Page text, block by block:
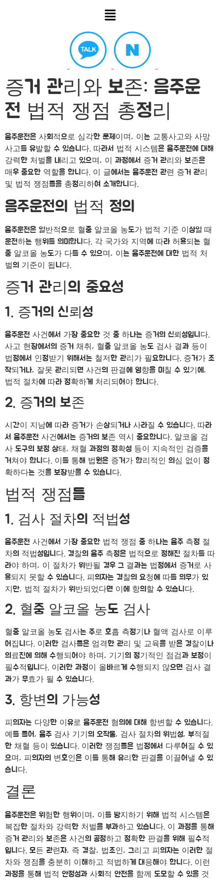
증거 관리와 보존: 음주운
전 법적 쟁점 총정리
음주운전은 사회적으로 심각한 문제이며, 이는 교통사고와 사망
사고를 유발할 수 있습니다. 따라서 법적 시스템은 음주운전에 대해
강력한 처벌을 내리고 있으며, 이 과정에서 증거 관리와 보존은
매우 중요한 역할을 합니다. 이 글에서는 음주운전 관련 증거 관리
및 법적 쟁점들을 총정리하여 소개합니다.
음주운전의 법적 정의
음주운전은 일반적으로 혈중 알코올 농도가 법적 기준 이상일 때
운전하는 행위를 의미합니다. 각 국가와 지역에 따라 허용되는 혈
중 알코올 농도가 다를 수 있으며, 이는 음주운전에 대한 법적 처
벌의 기준이 됩니다.
증거 관리의 중요성
1. 증거의 신뢰성
음주운전 사건에서 가장 중요한 것 중 하나는 증거의 신뢰성입니다.
사고 현장에서의 증거 채취, 혈중 알코올 농도 검사 결과 등이
법정에서 인정받기 위해서는 철저한 관리가 필요합니다. 증거가 조
작되거나, 잘못 관리되면 사건의 판결에 영향을 미칠 수 있기에,
법적 절차에 따라 정확하게 처리되어야 합니다.
2. 증거의 보존
시간이 지남에 따라 증거가 손상되거나 사라질 수 있습니다. 따라
서 음주운전 사건에서는 증거의 보존 역시 중요합니다. 알코올 검
사 도구의 보정 상태, 채혈 과정의 정확성 등이 지속적인 검증을
거쳐야 합니다. 이를 통해 법원은 증거가 합리적인 의심 없이 정
확하다는 것을 보장받을 수 있습니다.
법적 쟁점들
1. 검사 절차의 적법성
음주운전 사건에서 가장 중요한 법적 쟁점 중 하나는 음주 측정 절
차의 적법성입니다. 경찰의 음주 측정은 법적으로 정해진 절차를 따
라야 하며, 이 절차가 위반될 경우 그 결과는 법정에서 증거로 사
용되지 못할 수 있습니다. 피의자는 경찰의 요청에 따를 의무가 있
지만, 법적 절차가 위반되었다면 이에 항의할 수 있습니다.
2. 혈중 알코올 농도 검사
혈중 알코올 농도 검사는 주로 호흡 측정기나 혈액 검사로 이루
어집니다. 이러한 검사들은 엄격한 관리 및 교육을 받은 경찰이나
의료진에 의해 수행되어야 하며, 기기의 정기적인 점검과 보정이
필수적입니다. 이러한 과정이 올바르게 수행되지 않으면 검사 결
과가 무효가 될 수 있습니다.
3. 항변의 가능성
피의자는 다양한 이유로 음주운전 혐의에 대해 항변할 수 있습니다.
예를 들어, 음주 검사 기기의 오작동, 검사 절차의 위법성, 부적절
한 채혈 등이 있습니다. 이러한 쟁점들은 법정에서 다루어질 수 있
으며, 피의자의 변호인은 이를 통해 유리한 판결을 이끌어낼 수 있
습니다.
결론
음주운전은 위험한 행위이며, 이를 방지하기 위해 법적 시스템은
복잡한 절차와 강력한 처벌을 부과하고 있습니다. 이 과정을 통해
증거 관리와 보존은 사건의 공정하고 정확한 판결을 위해 필수적
입니다. 모든 관련자, 즉 경찰, 법조인, 그리고 피의자는 이러한 절
차와 쟁점을 충분히 이해하고 적법하게 대응해야 합니다. 이런
과정을 통해 법적 안정성과 사회적 안전을 함께 도모할 수 있을 것